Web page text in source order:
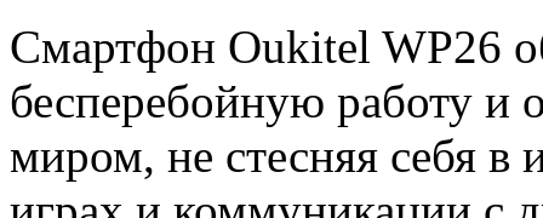
Смартфон Oukitel WP26
бесперебойную работу и
миром, не стесняя себя в